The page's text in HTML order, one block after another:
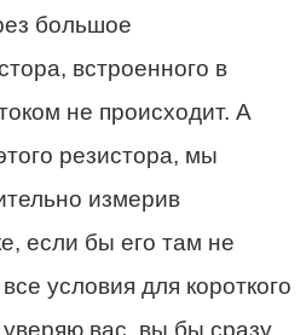
большое
встроенного в
не происходит. А
резистора, мы
измерив
если бы его там не
условия для короткого
вас, вы бы сразу